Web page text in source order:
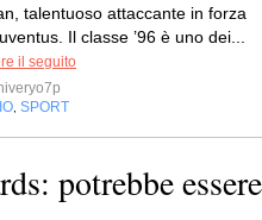
talentuoso attaccante in forza
Il classe ’96 è uno dei...
il seguito
SPORT
potrebbe essere